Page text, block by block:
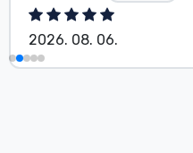
2026. 08. 06.